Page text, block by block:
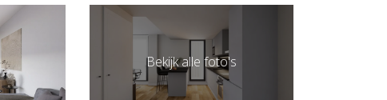
Bekijk alle foto's